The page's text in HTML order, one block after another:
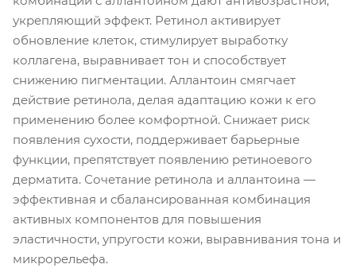
укрепляющий эффект. Ретинол активирует
обновление клеток, стимулирует выработку
коллагена, выравнивает тон и способствует
снижению пигментации. Аллантоин смягчает
действие ретинола, делая адаптацию кожи к его
применению более комфортной. Снижает риск
появления сухости, поддерживает барьерные
функции, препятствует появлению ретиноевого
дерматита. Сочетание ретинола и аллантоина —
эффективная и сбалансированная комбинация
активных компонентов для повышения
эластичности, упругости кожи, выравнивания тона и
микрорельефа.